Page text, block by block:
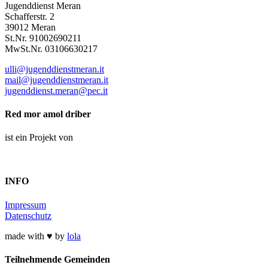
Jugenddienst Meran
Schafferstr. 2
39012 Meran
St.Nr. 91002690211
MwSt.Nr. 03106630217
ulli@jugenddienstmeran.it
mail@jugenddienstmeran.it
jugenddienst.meran@pec.it
Red mor amol driber
ist ein Projekt von
INFO
Impressum
Datenschutz
made with ♥ by lola
Teilnehmende Gemeinden